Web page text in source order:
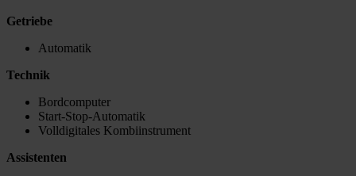
Getriebe
Automatik
Technik
Bordcomputer
Start-Stop-Automatik
Volldigitales Kombiinstrument
Assistenten